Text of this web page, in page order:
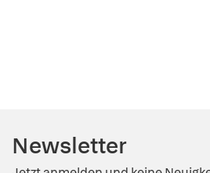
Newsletter